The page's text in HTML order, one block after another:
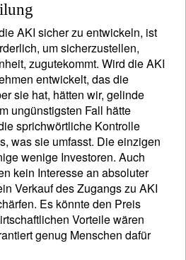
AKI sicher zu entwickeln, ist
um sicherzustellen,
zugutekommt. Wird die AKI
entwickelt, das die
sie hat, hätten wir, gelinde
ungünstigsten Fall hätte
sprichwörtliche Kontrolle
was sie umfasst. Die einzigen
wenige Investoren. Auch
kein Interesse an absoluter
Verkauf des Zugangs zu AKI
Es könnte den Preis
Vorteile wären
genug Menschen dafür